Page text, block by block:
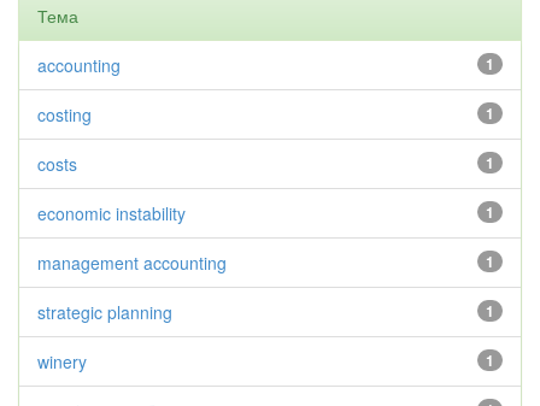
Тема
1
accounting
1
costing
1
costs
1
economic instability
1
management accounting
1
strategic planning
1
winery